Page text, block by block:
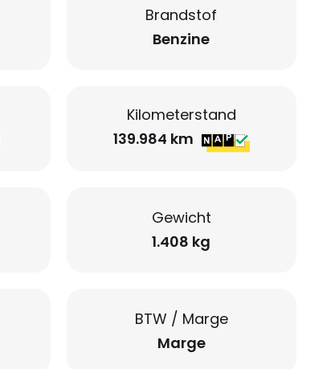
Brandstof
Benzine
Kilometerstand
139.984 km
Gewicht
1.408 kg
BTW / Marge
Marge